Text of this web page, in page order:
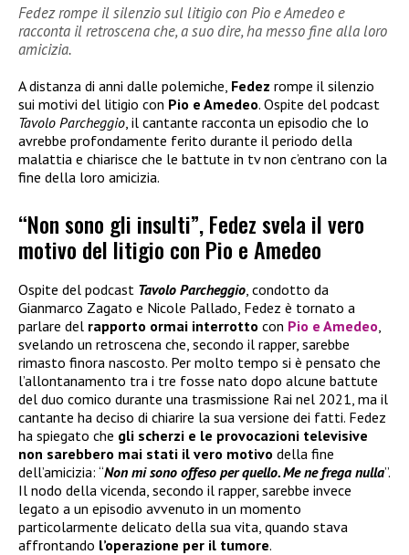
Fedez rompe il silenzio sul litigio con Pio e Amedeo e
racconta il retroscena che, a suo dire, ha messo fine alla loro
amicizia.
A distanza di anni dalle polemiche, Fedez rompe il silenzio
sui motivi del litigio con Pio e Amedeo. Ospite del podcast
Tavolo Parcheggio, il cantante racconta un episodio che lo
avrebbe profondamente ferito durante il periodo della
malattia e chiarisce che le battute in tv non c’entrano con la
fine della loro amicizia.
“Non sono gli insulti”, Fedez svela il vero
motivo del litigio con Pio e Amedeo
Ospite del podcast Tavolo Parcheggio , condotto da
Gianmarco Zagato e Nicole Pallado, Fedez è tornato a
parlare del rapporto ormai interrotto con Pio e Amedeo
svelando un retroscena che, secondo il rapper, sarebbe
rimasto finora nascosto. Per molto tempo si è pensato che
l’allontanamento tra i tre fosse nato dopo alcune battute
del duo comico durante una trasmissione Rai nel 2021, ma il
cantante ha deciso di chiarire la sua versione dei fatti. Fedez
ha spiegato che gli scherzi e le provocazioni televisive
non sarebbero mai stati il vero motivo della fine
dell’amicizia: “Non mi sono offeso per quello. Me ne frega nulla”.
Il nodo della vicenda, secondo il rapper, sarebbe invece
legato a un episodio avvenuto in un momento
particolarmente delicato della sua vita, quando stava
affrontando l’operazione per il tumore.